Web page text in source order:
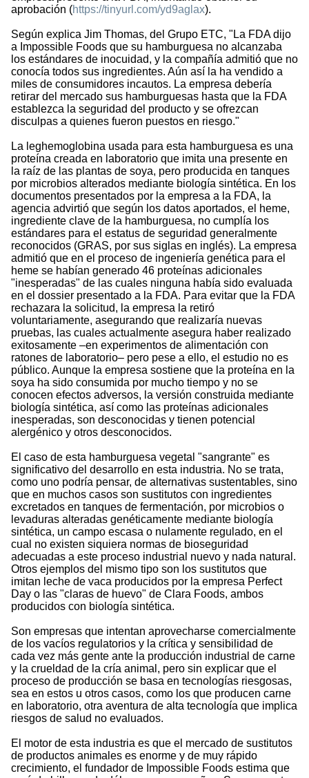
aprobación (https://tinyurl.com/yd9aglax).
Según explica Jim Thomas, del Grupo ETC,
La FDA dijo
a Impossible Foods que su hamburguesa no alcanzaba
los estándares de inocuidad, y la compañía admitió que no
conocía todos sus ingredientes. Aún así la ha vendido a
miles de consumidores incautos. La empresa debería
retirar del mercado sus hamburguesas hasta que la FDA
establezca la seguridad del producto y se ofrezcan
disculpas a quienes fueron puestos en riesgo.
La leghemoglobina usada para esta hamburguesa es una
proteína creada en laboratorio que imita una presente en
la raíz de las plantas de soya, pero producida en tanques
por microbios alterados mediante biología sintética. En los
documentos presentados por la empresa a la FDA, la
agencia advirtió que según los datos aportados, el heme,
ingrediente clave de la hamburguesa, no cumplía los
estándares para el estatus de seguridad generalmente
reconocidos (GRAS, por sus siglas en inglés). La empresa
admitió que en el proceso de ingeniería genética para el
heme se habían generado 46 proteínas adicionales
inesperadas de las cuales ninguna había sido evaluada
en el dossier presentado a la FDA. Para evitar que la FDA
rechazara la solicitud, la empresa la retiró
voluntariamente, asegurando que realizaría nuevas
pruebas, las cuales actualmente asegura haber realizado
exitosamente –en experimentos de alimentación con
ratones de laboratorio– pero pese a ello, el estudio no es
público. Aunque la empresa sostiene que la proteína en la
soya ha sido consumida por mucho tiempo y no se
conocen efectos adversos, la versión construida mediante
biología sintética, así como las proteínas adicionales
inesperadas, son desconocidas y tienen potencial
alergénico y otros desconocidos.
El caso de esta hamburguesa vegetal sangrante es
significativo del desarrollo en esta industria. No se trata,
como uno podría pensar, de alternativas sustentables, sino
que en muchos casos son sustitutos con ingredientes
excretados en tanques de fermentación, por microbios o
levaduras alteradas genéticamente mediante biología
sintética, un campo escasa o nulamente regulado, en el
cual no existen siquiera normas de bioseguridad
adecuadas a este proceso industrial nuevo y nada natural.
Otros ejemplos del mismo tipo son los sustitutos que
imitan leche de vaca producidos por la empresa Perfect
Day o las claras de huevo de Clara Foods, ambos
producidos con biología sintética.
Son empresas que intentan aprovecharse comercialmente
de los vacíos regulatorios y la crítica y sensibilidad de
cada vez más gente ante la producción industrial de carne
y la crueldad de la cría animal, pero sin explicar que el
proceso de producción se basa en tecnologías riesgosas,
sea en estos u otros casos, como los que producen carne
en laboratorio, otra aventura de alta tecnología que implica
riesgos de salud no evaluados.
El motor de esta industria es que el mercado de sustitutos
de productos animales es enorme y de muy rápido
crecimiento, el fundador de Impossible Foods estima que